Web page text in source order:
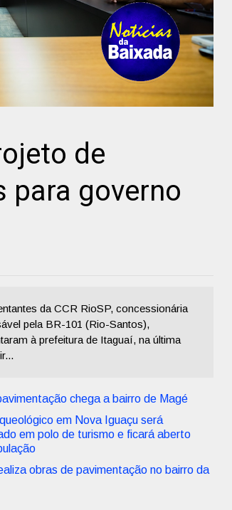
de
para governo
da CCR RioSP, concessionária
pela BR-101 (Rio-Santos),
à prefeitura de Itaguaí, na última
chega a bairro de Magé
em Nova Iguaçu será
em polo de turismo e ficará aberto
obras de pavimentação no bairro da